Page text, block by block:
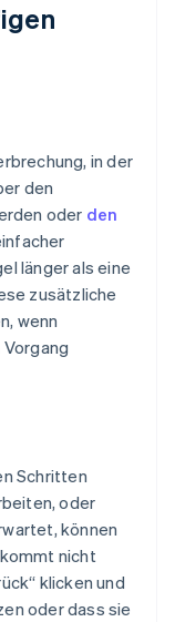
in der
den
oder den
länger als eine
zusätzliche
wenn
Schritten
oder
können
nicht
klicken und
oder dass sie